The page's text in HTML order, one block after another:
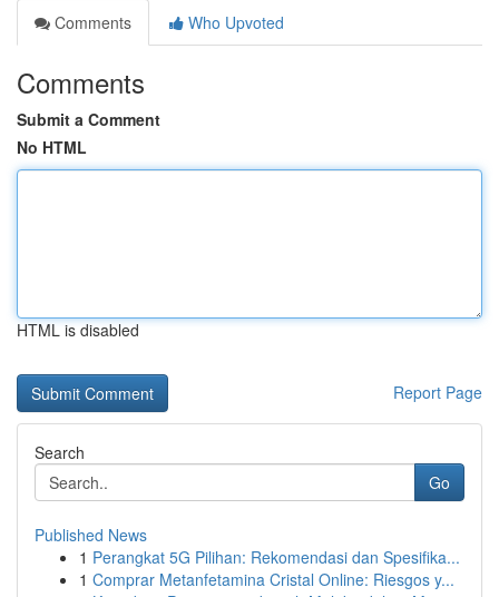
Comments
Who Upvoted
Comments
Submit a Comment
No HTML
HTML is disabled
Report Page
Search
Go
Published News
1 Perangkat 5G Pilihan: Rekomendasi dan Spesifika...
1 Comprar Metanfetamina Cristal Online: Riesgos y...